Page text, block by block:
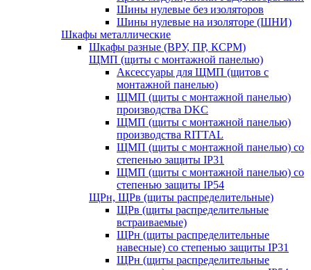
Шины нулевые без изоляторов
Шины нулевые на изоляторе (ШНИ)
Шкафы металлические
Шкафы разные (ВРУ, ПР, КСРМ)
ЩМП (щиты с монтажной панелью)
Аксессуары для ЩМП (щитов с
монтажной панелью)
ЩМП (щиты с монтажной панелью)
производства DKC
ЩМП (щиты с монтажной панелью)
производства RITTAL
ЩМП (щиты с монтажной панелью) со
степенью защиты IP31
ЩМП (щиты с монтажной панелью) со
степенью защиты IP54
ЩРн, ЩРв (щиты распределительные)
ЩРв (щиты распределительные
встраиваемые)
ЩРн (щиты распределительные
навесные) со степенью защиты IP31
ЩРн (щиты распределительные